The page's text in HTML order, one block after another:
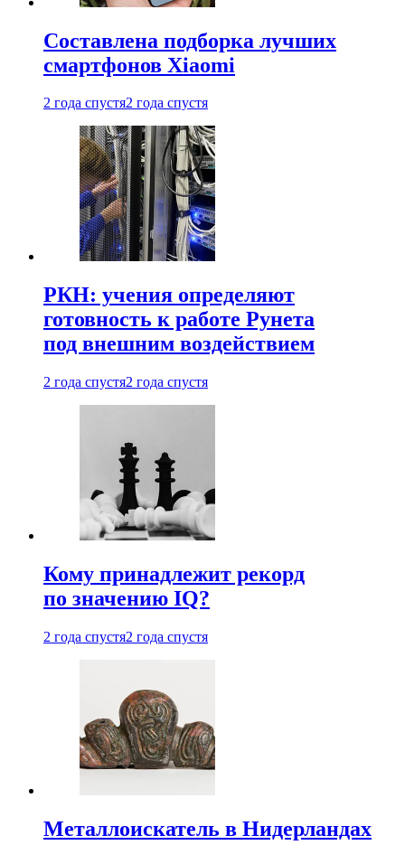
Составлена подборка лучших
смартфонов Xiaomi
2 года спустя2 года спустя
РКН: учения определяют
готовность к работе Рунета
под внешним воздействием
2 года спустя2 года спустя
Кому принадлежит рекорд
по значению IQ?
2 года спустя2 года спустя
Металлоискатель в Нидерландах